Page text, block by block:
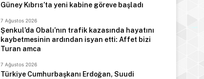
Güney Kıbrıs’ta yeni kabine göreve başladı
7 Ağustos 2026
Şenkul’da Obalı’nın trafik kazasında hayatını
kaybetmesinin ardından isyan etti: Affet bizi
Turan amca
7 Ağustos 2026
Türkiye Cumhurbaşkanı Erdoğan, Suudi